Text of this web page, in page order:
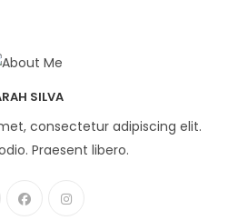
SILVA
consectetur adipiscing elit.
Praesent libero.